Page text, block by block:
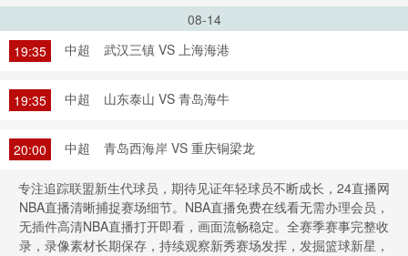
08-14
19:35
中超 武汉三镇 VS 上海海港
19:35 中超 山东泰山 VS 青岛海牛
20:00 中超 青岛西海岸 VS 重庆铜梁龙
专注追踪联盟新生代球员，期待见证年轻球员不断成长，24直播网
NBA直播清晰捕捉赛场细节。NBA直播免费在线看无需办理会员，
无插件高清NBA直播打开即看，画面流畅稳定。全赛季赛事完整收
录，录像素材长期保存，持续观察新秀赛场发挥，发掘篮球新星，